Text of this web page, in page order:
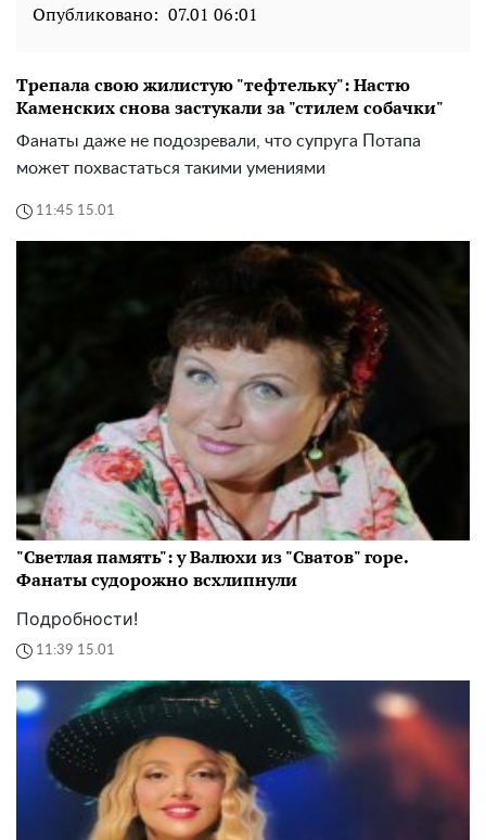
Опубликовано: 07.01 06:01
Трепала свою жилистую "тефтельку": Настю
Каменских снова застукали за "стилем собачки"
Фанаты даже не подозревали, что супруга Потапа
может похвастаться такими умениями
11:45 15.01
"Светлая память": у Валюхи из "Сватов" горе.
Фанаты судорожно всхлипнули
Подробности!
11:39 15.01